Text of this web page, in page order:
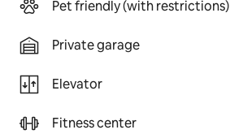
Pet friendly (with restrictions)
Private garage
Elevator
Fitness center